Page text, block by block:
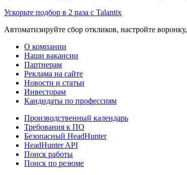
Ускорьте подбор в 2 раза с Talantix
Автоматизируйте сбор откликов, настройте
О компании
Наши вакансии
Партнерам
Реклама на сайте
Новости и статьи
Инвесторам
Кандидаты по профессиям
Производственный календарь
Требования к ПО
Безопасный HeadHunter
HeadHunter API
Поиск работы
Поиск по резюме